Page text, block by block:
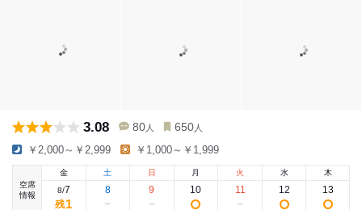
3.08 80 人 650 人
￥2,000～￥2,999 ￥1,000～￥1,999
空席
情報
金
8/7
残1
土
8
日
9
月
10
火
11
水
12
木
13